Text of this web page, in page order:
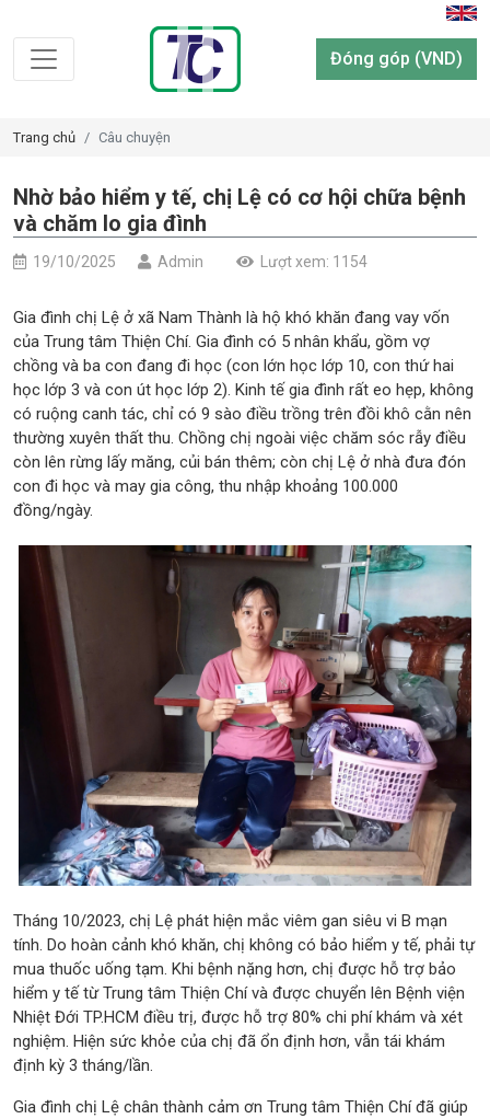
Đóng góp (VND)
Trang chủ Câu chuyện
Nhờ bảo hiểm y tế, chị Lệ có cơ hội chữa bệnh
và chăm lo gia đình
19/10/2025 Admin Lượt xem: 1154
Gia đình chị Lệ ở xã Nam Thành là hộ khó khăn đang vay vốn
của Trung tâm Thiện Chí. Gia đình có 5 nhân khẩu, gồm vợ
chồng và ba con đang đi học (con lớn học lớp 10, con thứ hai
học lớp 3 và con út học lớp 2). Kinh tế gia đình rất eo hẹp, không
có ruộng canh tác, chỉ có 9 sào điều trồng trên đồi khô cằn nên
thường xuyên thất thu. Chồng chị ngoài việc chăm sóc rẫy điều
còn lên rừng lấy măng, củi bán thêm; còn chị Lệ ở nhà đưa đón
con đi học và may gia công, thu nhập khoảng 100.000
đồng/ngày.
Tháng 10/2023, chị Lệ phát hiện mắc viêm gan siêu vi B mạn
tính. Do hoàn cảnh khó khăn, chị không có bảo hiểm y tế, phải tự
mua thuốc uống tạm. Khi bệnh nặng hơn, chị được hỗ trợ bảo
hiểm y tế từ Trung tâm Thiện Chí và được chuyển lên Bệnh viện
Nhiệt Đới TP.HCM điều trị, được hỗ trợ 80% chi phí khám và xét
nghiệm. Hiện sức khỏe của chị đã ổn định hơn, vẫn tái khám
định kỳ 3 tháng/lần.
Gia đình chị Lệ chân thành cảm ơn Trung tâm Thiện Chí đã giúp